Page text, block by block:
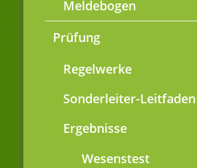
Meldebogen
Prüfung
Regelwerke
Sonderleiter-Leitfaden
Ergebnisse
Wesenstest